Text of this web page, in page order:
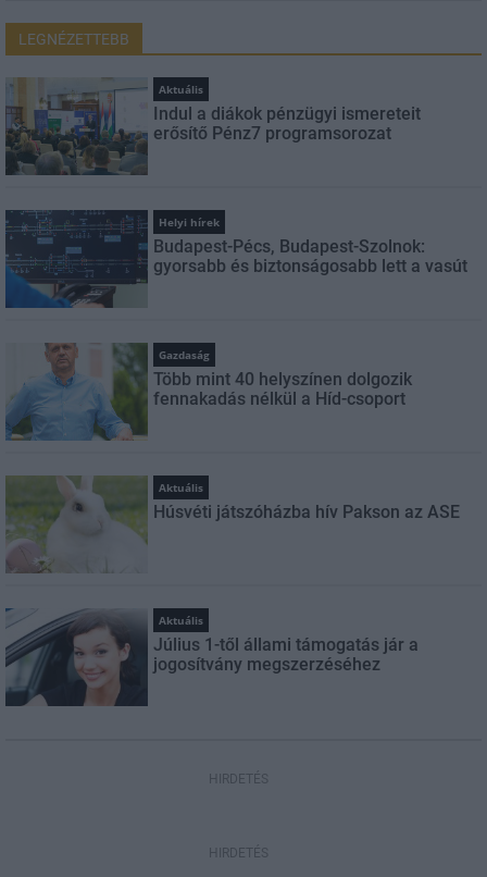
LEGNÉZETTEBB
Aktuális
Indul a diákok pénzügyi ismereteit
erősítő Pénz7 programsorozat
Helyi hírek
Budapest-Pécs, Budapest-Szolnok:
gyorsabb és biztonságosabb lett a vasút
Gazdaság
Több mint 40 helyszínen dolgozik
fennakadás nélkül a Híd-csoport
Aktuális
Húsvéti játszóházba hív Pakson az ASE
Aktuális
Július 1-től állami támogatás jár a
jogosítvány megszerzéséhez
HIRDETÉS
HIRDETÉS